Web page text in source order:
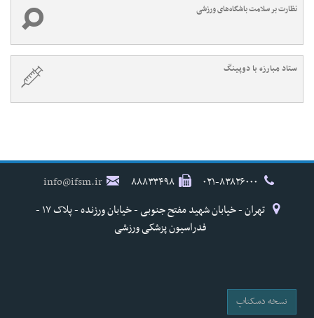
نظارت بر سلامت باشگاه‌های ورزشی
ستاد مبارزه با دوپینگ
۸۸۸۳۳۴۹۸
info@ifsm.ir
تهران - خیابان شهید مفتح جنوبی - خیابان ورزنده - پلاک ۱۷ -
فدراسیون پزشکی ورزشی
نسخه دسکتاپ